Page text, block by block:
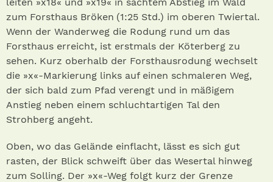
zum Forsthaus Bröken (1:25 Std.) im oberen Twiertal.
Wenn der Wanderweg die Rodung rund um das
Forsthaus erreicht, ist erstmals der Köterberg zu
sehen. Kurz oberhalb der Forsthausrodung wechselt
die »x«-Markierung links auf einen schmaleren Weg,
der sich bald zum Pfad verengt und in mäßigem
Anstieg neben einem schluchtartigen Tal den
Strohberg angeht.
Oben, wo das Gelände einflacht, lässt es sich gut
rasten, der Blick schweift über das Wesertal hinweg
zum Solling. Der »x«-Weg folgt kurz der Grenze